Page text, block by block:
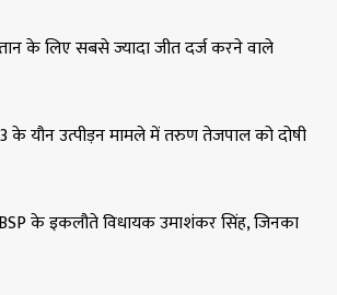
के लिए सबसे ज्यादा जीत दर्ज करने वाले
के यौन उत्पीड़न मामले में तरुण तेजपाल को दोषी
के इकलौते विधायक उमाशंकर सिंह, जिनका